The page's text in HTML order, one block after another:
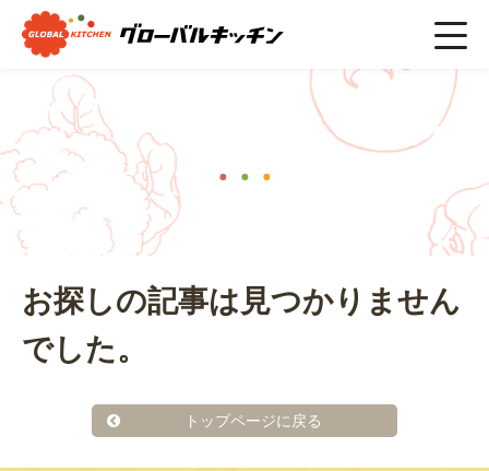
ホーム>#自然解凍
お探しの記事は見つかりません
でした。
トップページに戻る